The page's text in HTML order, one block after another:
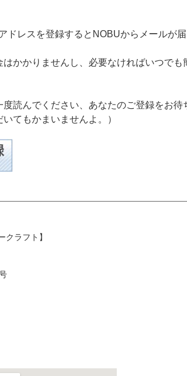
ドレスを登録するとNOBUからメールが届
かかりませんし、必要なければいつでも
読んでください、あなたのご登録をお待
てもかまいませんよ。）
ラフト】